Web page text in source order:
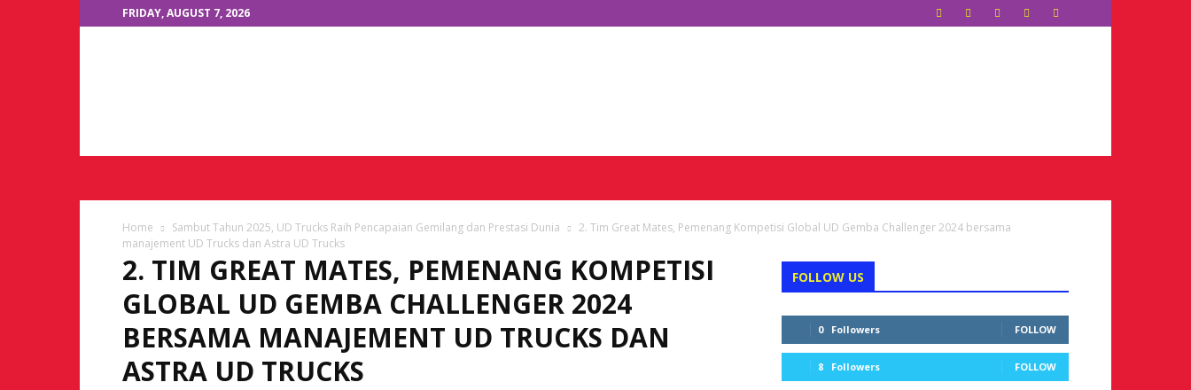
FRIDAY, AUGUST 7, 2026
Home Sambut Tahun 2025, UD Trucks Raih Pencapaian Gemilang dan Prestasi Dunia
2. Tim Great Mates, Pemenang Kompetisi Global UD Gemba Challenger 2024 bersama
manajement UD Trucks dan Astra UD Trucks
2. TIM GREAT MATES, PEMENANG KOMPETISI
GLOBAL UD GEMBA CHALLENGER 2024
BERSAMA MANAJEMENT UD TRUCKS DAN
ASTRA UD TRUCKS
FOLLOW US
0 Followers FOLLOW
8 Followers FOLLOW